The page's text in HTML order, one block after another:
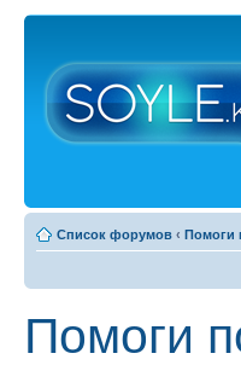
Список форумов ‹ Помоги
Помоги